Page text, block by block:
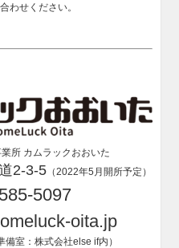
わせください。
所 カムラックおおいた
2-3-5 （2022年5月開所予定）
5097
oita.jp
備室：株式会社else if内）